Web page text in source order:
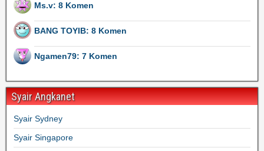
Ms.v: 8 Komen
BANG TOYIB: 8 Komen
Ngamen79: 7 Komen
Syair Angkanet
Syair Sydney
Syair Singapore